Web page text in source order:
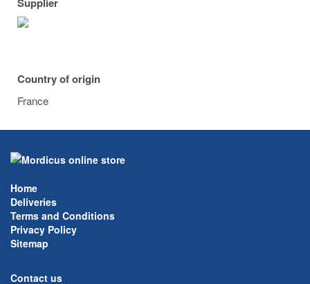
Country of origin
France
Home
Deliveries
Terms and Conditions
Privacy Policy
Sitemap
Contact us